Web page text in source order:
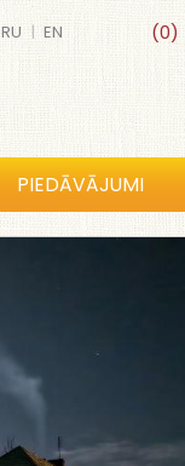
(0)
RU | EN
PIEDĀVĀJUMI